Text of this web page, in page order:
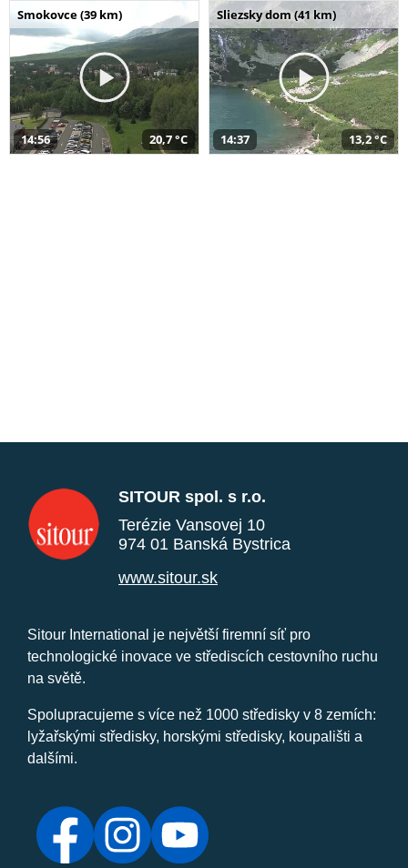
Smokovce (39 km)
14:56 20,7 °C
Sliezsky dom (41 km)
14:37 13,2 °C
SITOUR spol. s r.o.
Terézie Vansovej 10
974 01 Banská Bystrica
www.sitour.sk
Sitour International je největší firemní síť pro
technologické inovace ve střediscích cestovního ruchu
na světě.
Spolupracujeme s více než 1000 středisky v 8 zemích:
lyžařskými středisky, horskými středisky, koupališti a
dalšími.